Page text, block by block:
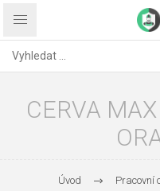
CERVA
Úvod Pracovní